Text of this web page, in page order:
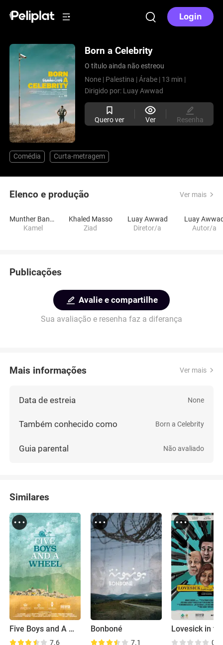
Login
Born a Celebrity
O título ainda não estreou
None | Palestina | Árabe | 13 min |
Dirigido por: Luay Awwad
Quero ver Ver Resenha
Comédia Curta-metragem
Elenco e produção Ver mais
Munther Banoura
Kamel
Khaled Masso
Ziad
Luay Awwad
Diretor/a
Luay
Autor/a
Publicações
Avalie e compartilhe
Sua avaliação e resenha faz a diferança
Mais informações Ver mais
Data de estreia None
Também conhecido como Born a Celebrity
Guia parental Não avaliado
Similares
Five Boys and A Wheel
7.6
Bonboné
7.1 0.0